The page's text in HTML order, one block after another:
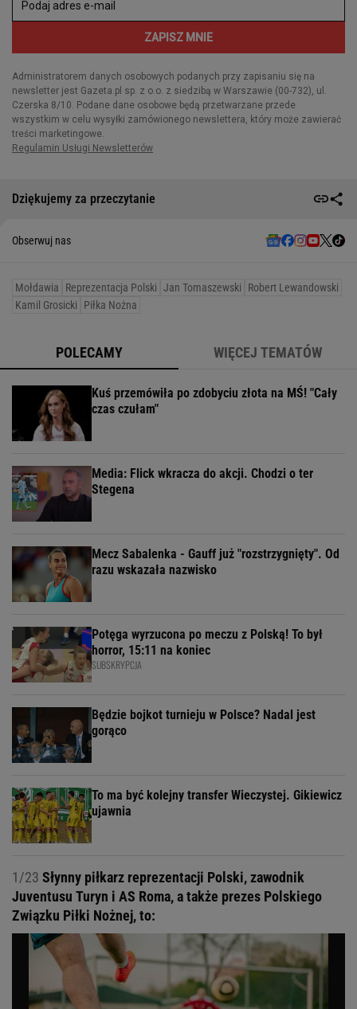
Dziękujemy za przeczytanie
Obserwuj nas
Mołdawia Reprezentacja Polski Jan Tomaszewski
Robert Lewandowski
Kamil Grosicki
Piłka Nożna
POLECAMY WIĘCEJ TEMATÓW
Kuś przemówiła po zdobyciu złota na MŚ! "Cały
czas czułam"
Media: Flick wkracza do akcji. Chodzi o ter
Stegena
Mecz Sabalenka - Gauff już "rozstrzygnięty". Od
razu wskazała nazwisko
Potęga wyrzucona po meczu z Polską! To był
horror, 15:11 na koniec
SUBSKRYPCJA
Będzie bojkot turnieju w Polsce? Nadal jest
gorąco
To ma być kolejny transfer Wieczystej. Gikiewicz
ujawnia
1/23 Słynny piłkarz reprezentacji Polski, zawodnik
Juventusu Turyn i AS Roma, a także prezes Polskiego
Związku Piłki Nożnej, to: